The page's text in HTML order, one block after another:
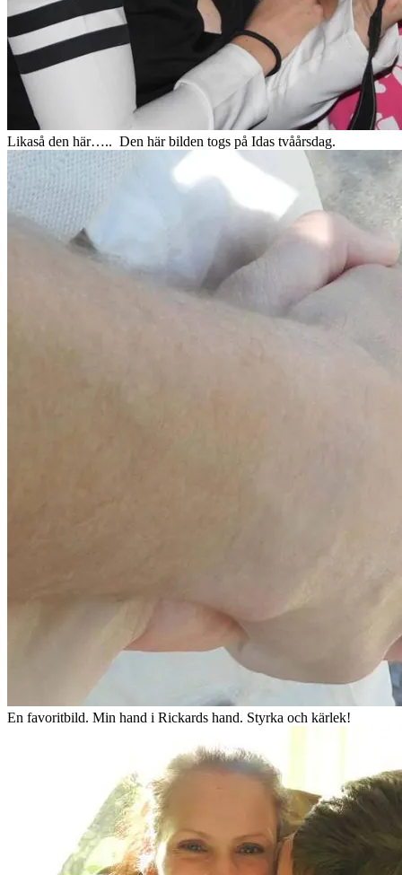
Likaså den här….. Den här bilden togs på Idas tvåårsdag.
En favoritbild. Min hand i Rickards hand. Styrka och kärlek!